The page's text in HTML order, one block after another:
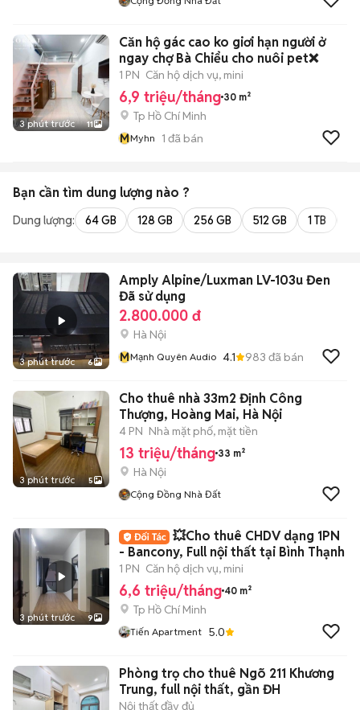
3 phút trước 11
Căn hộ gác cao ko giơi hạn người ở
ngay chợ Bà Chiểu cho nuôi pet❌
1 PN Căn hộ dịch vụ, mini
6,9 triệu/tháng 30 m²
Tp Hồ Chí Minh
MMyhn 1 đã bán
Bạn cần tìm dung lượng nào ?
Dung lượng: 64 GB 128 GB 256 GB 512 GB 1 TB
3 phút trước 6
Amply Alpine/Luxman LV-103u Đen
Đã sử dụng
2.800.000 đ
Hà Nội
MMạnh Quyên Audio 4.1 983 đã bán
3 phút trước 5
Cho thuê nhà 33m2 Định Công
Thượng, Hoàng Mai, Hà Nội
4 PN Nhà mặt phố, mặt tiền
13 triệu/tháng 33 m²
Hà Nội
Cộng Đồng Nhà Đất
3 phút trước 9
💥Cho thuê CHDV dạng 1PN
- Bancony, Full nội thất tại Bình Thạnh
1 PN Căn hộ dịch vụ, mini
6,6 triệu/tháng 40 m²
Tp Hồ Chí Minh
Tiến Apartment 5.0
Phòng trọ cho thuê Ngõ 211 Khương
Trung, full nội thất, gần ĐH
Nội thất đầy đủ